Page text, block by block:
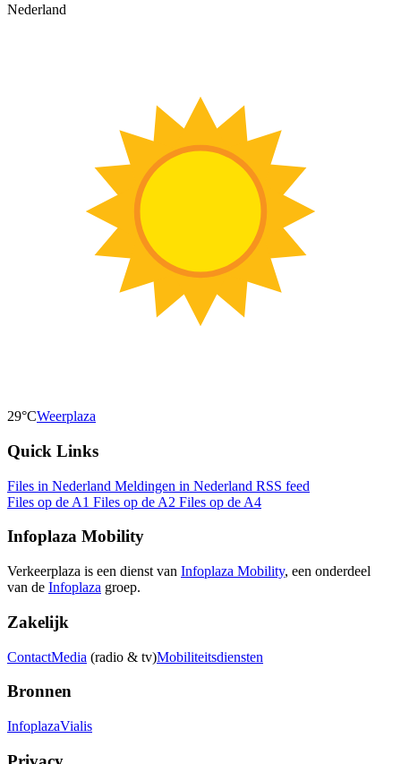
Nederland
29°CWeerplaza
Quick Links
Files in Nederland Meldingen in Nederland RSS feed
Files op de A1 Files op de A2 Files op de A4
Infoplaza Mobility
Verkeerplaza is een dienst van Infoplaza Mobility, een onderdeel
van de Infoplaza groep.
Zakelijk
ContactMedia (radio & tv)Mobiliteitsdiensten
Bronnen
InfoplazaVialis